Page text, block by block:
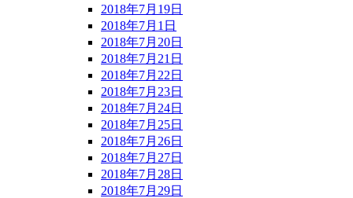
2018年7月19日
2018年7月1日
2018年7月20日
2018年7月21日
2018年7月22日
2018年7月23日
2018年7月24日
2018年7月25日
2018年7月26日
2018年7月27日
2018年7月28日
2018年7月29日